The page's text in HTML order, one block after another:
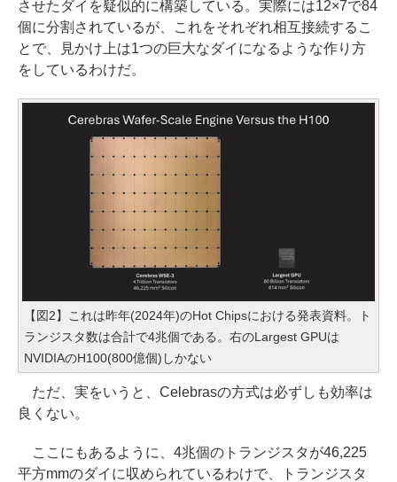
させたダイを疑似的に構築している。実際には12×7で84
個に分割されているが、これをそれぞれ相互接続するこ
とで、見かけ上は1つの巨大なダイになるような作り方
をしているわけだ。
【図2】これは昨年(2024年)のHot Chipsにおける発表資料。ト
ランジスタ数は合計で4兆個である。右のLargest GPUは
NVIDIAのH100(800億個)しかない
ただ、実をいうと、Celebrasの方式は必ずしも効率は
良くない。
ここにもあるように、4兆個のトランジスタが46,225
平方mmのダイに収められているわけで、トランジスタ